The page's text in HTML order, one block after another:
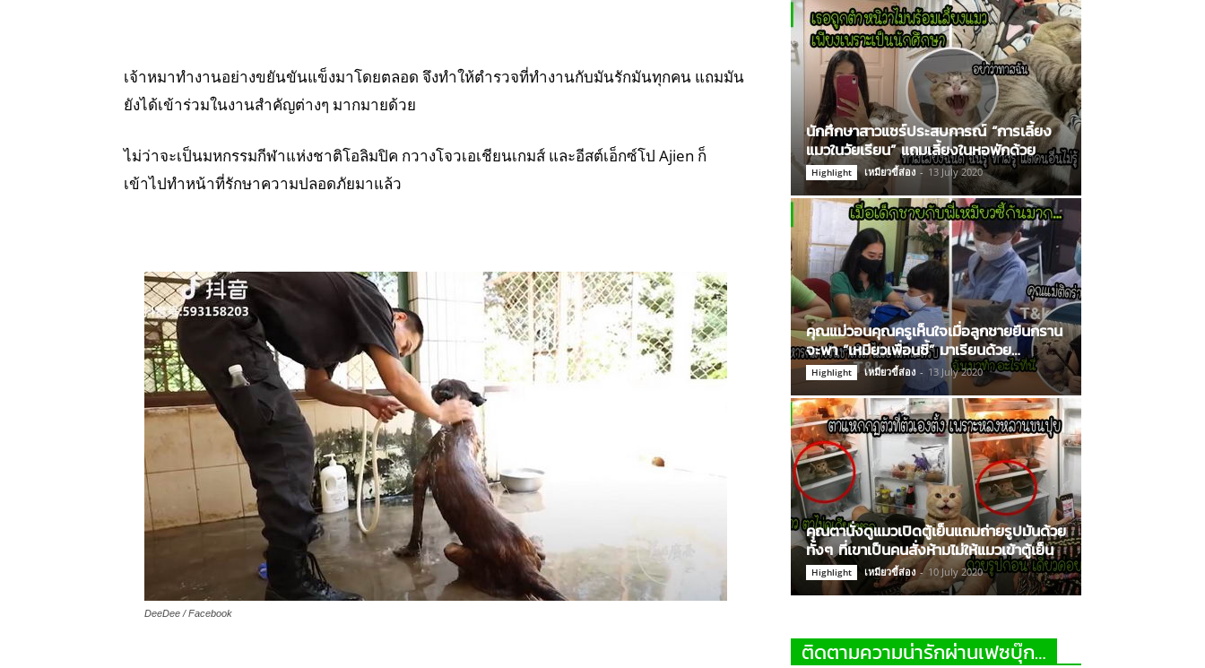
เจ้าหมาทำงานอย่างขยันขันแข็งมาโดยตลอด จึงทำให้ตำรวจที่ทำงานกับมันรักมันทุกคน แถมมัน
ยังได้เข้าร่วมในงานสำคัญต่างๆ มากมายด้วย
ไม่ว่าจะเป็นมหกรรมกีฬาแห่งชาติโอลิมปิค กวางโจวเอเชียนเกมส์ และอีสต์เอ็กซ์โป Ajien ก็
เข้าไปทำหน้าที่รักษาความปลอดภัยมาแล้ว
DeeDee / Facebook
นักศึกษาสาวแชร์ประสบการณ์ “การเลี้ยง
แมวในวัยเรียน” แถมเลี้ยงในหอพักด้วย
Highlight เหมียวขี้ส่อง - 13 July 2020
คุณแม่วอนคุณครูเห็นใจเมื่อลูกชายยืนกราน
จะพา “เหมียวเพื่อนซี้” มาเรียนด้วย…
Highlight เหมียวขี้ส่อง - 13 July 2020
คุณตานั่งดูแมวเปิดตู้เย็นแถมถ่ายรูปมันด้วย
ทั้งๆ ที่เขาเป็นคนสั่งห้ามไม่ให้แมวเข้าตู้เย็น
Highlight เหมียวขี้ส่อง - 10 July 2020
ติดตามความน่ารักผ่านเฟซบุ๊ก…